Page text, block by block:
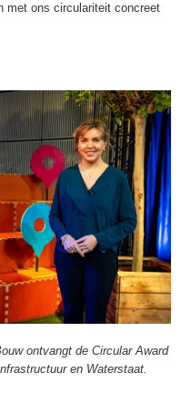
met ons circulariteit concreet
ontvangt de Circular Award
en Waterstaat.